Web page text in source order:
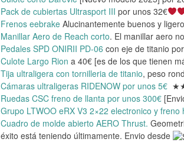
Pack de cubiertas Ultrasport III por unos 32€
Frenos eebrake Alucinantemente buenos y
Manillar Aero de Reach corto. El manillar aero
Pedales SPD ONIRII PD-06 con eje de titanio
Culote Largo Rion a 40€ [es de los que tienen
Tija ultraligera con tornilleria de titanio, peso
Cámaras ultraligeras RIDENOW por unos 5€
Ruedas CSC freno de llanta por unos 300€
Grupo LTWOO eRX V3 2×22 electronico y freno
Cuadro de molde abierto AERO Thrust.
éxito está teniendo últimamente. Envio desde